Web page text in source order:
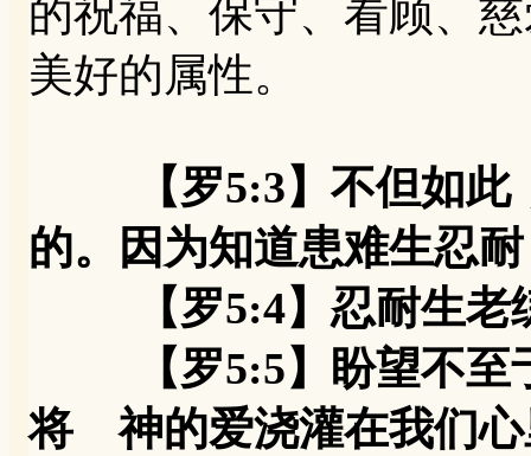
的祝福、保守、看顾、
美好的属性。
【罗5:3】不但如
的。因为知道患难生忍
【罗5:4】忍耐生老
【罗5:5】盼望不至于
将 神的爱浇灌在我们心